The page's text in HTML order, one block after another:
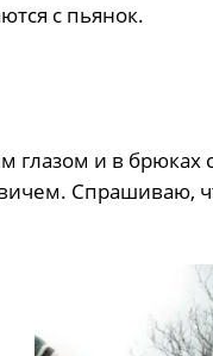
с пьянок.
и в брюках с
Спрашиваю,